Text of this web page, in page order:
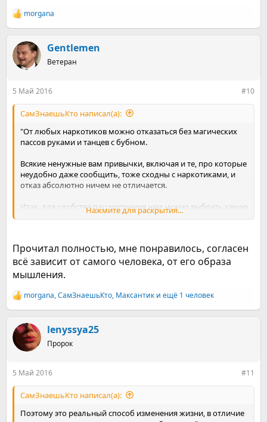
Р
е
к
ц
и
morgana
Gentlemen
Ветеран
5 Май 2016 #10
СамЗнаешьКто написал(а):
"От любых наркотиков можно отказаться без магических
пассов руками и танцев с бубном.
Всякие ненужные вам привычки, включая и те, про которые
неудобно даже сообщить, тоже сходны с наркотиками, и
отказ абсолютно ничем не отличается.
Итак, для удобства рассмотрения нам нужно выбрать какую
либо наркотик или привычку.
Под зависимостью подразумевается периодически
возникающее желание закурить и все что за этим следует.
То есть для того, чтобы страдать зависимостью, дышать
дымом даже не обязательно, достаточно и просто желать
этого.
С этим и связан тот эффект, когда люди бросают с помощью
силы воли или закодировавшись, а как были
курильщиками, так и остались. Нас этот вариант не устроит,
Далее, предполагается, что в процессе жизни что то
натолкнуло вас на желание прекратить дымить.
Боитесь, что оштрафуют, или права отберут, или депрессия
Нажмите для раскрытия...
Прочитал полностью, мне понравилось, согласен
всё зависит от самого человека, от его образа
мышления.
Р
е
к
ц
и
morgana,СамЗнаешьКто, Максантик и ещё 1 человек
lenyssya25
Пророк
5 Май 2016 #11
СамЗнаешьКто написал(а):
Поэтому это реальный способ изменения жизни, в отличие